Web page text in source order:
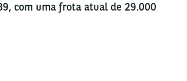
com uma frota atual de 29.000